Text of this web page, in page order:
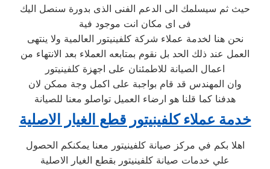
حيث ثم سيسلمك الى الدعم الفنى الذى بدورة سنصل اليك
فى اى مكان انت موجود فية
نحن هنا لخدمة عملاء شركة كلفينيتور العالمية ولا ينتهى
العمل عند ذلك الحد بل نقوم بمتابعه العملاء بعد الانتهاء من
اعمال الصيانة للاطمئنان على اجهزة كلفينيتور
وان المهندس قد قام بواجبة على اكمل وجة ممكن لان
هدفنا كما قلنا هو ارضاء العميل تواصلو معنا للصيانة
خدمة عملاء كلفينيتور قطع الغيار الاصلية
اهلا بكم في مركز صيانة كلفينيتور معنا يمكنكم الحصول
علي خدمات صيانة كلفينيتور بقطع الغيار الاصلية